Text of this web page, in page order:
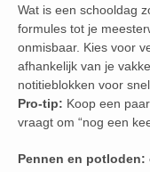
Wat is een schooldag
formules tot je
onmisbaar. Kies voor
afhankelijk van je
notitieblokken voor
Pro-tip: Koop een
vraagt om “nog een
Pennen en